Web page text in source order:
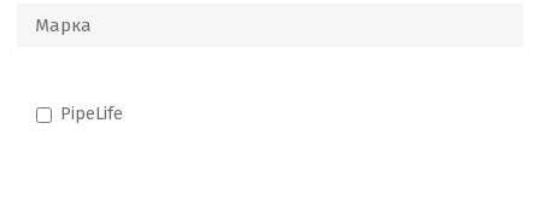
Марка
PipeLife